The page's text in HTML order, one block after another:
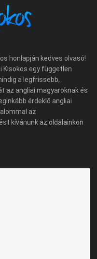
honlapján kedves olvasó!
Kisokos egy független
a legfrissebb,
az angliai magyaroknak és
érdeklő angliai
az
kívánunk az oldalainkon